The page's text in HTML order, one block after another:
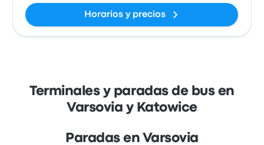
Horarios y precios
Terminales y paradas de bus en
Varsovia y Katowice
Paradas en Varsovia